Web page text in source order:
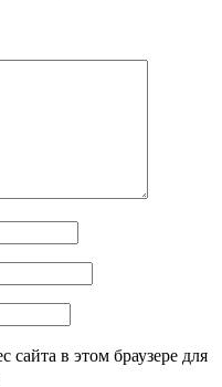
сайта в этом браузере для